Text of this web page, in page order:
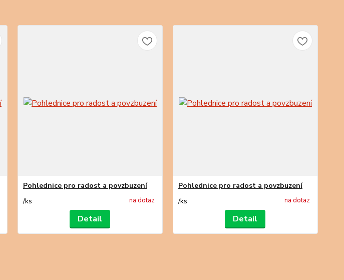
Pohlednice pro radost a povzbuzení
/ks na dotaz
Detail
Pohlednice pro radost a povzbuzení
/ks na dotaz
Detail